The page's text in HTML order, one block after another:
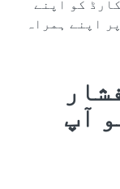
کو اپنے
اپنے ہمراہ
آپ